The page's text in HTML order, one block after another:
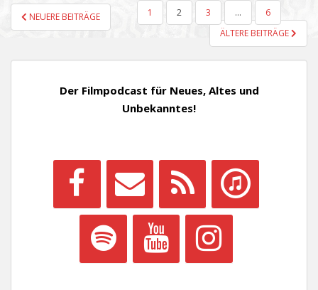
SEITENNUMMERIERUNG
DER
NEUERE BEITRÄGE 1 2 3 …
6
ÄLTERE BEITRÄGE
Der Filmpodcast für Neues, Altes und
Unbekanntes!